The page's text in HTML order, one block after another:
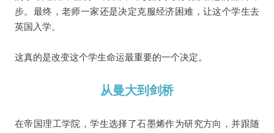
步。最终，老师一家还是决定克服经济困难，让这个学生去
英国入学。
这真的是改变这个学生命运最重要的一个决定。
从曼大到剑桥
在帝国理工学院，学生选择了石墨烯作为研究方向，并跟随